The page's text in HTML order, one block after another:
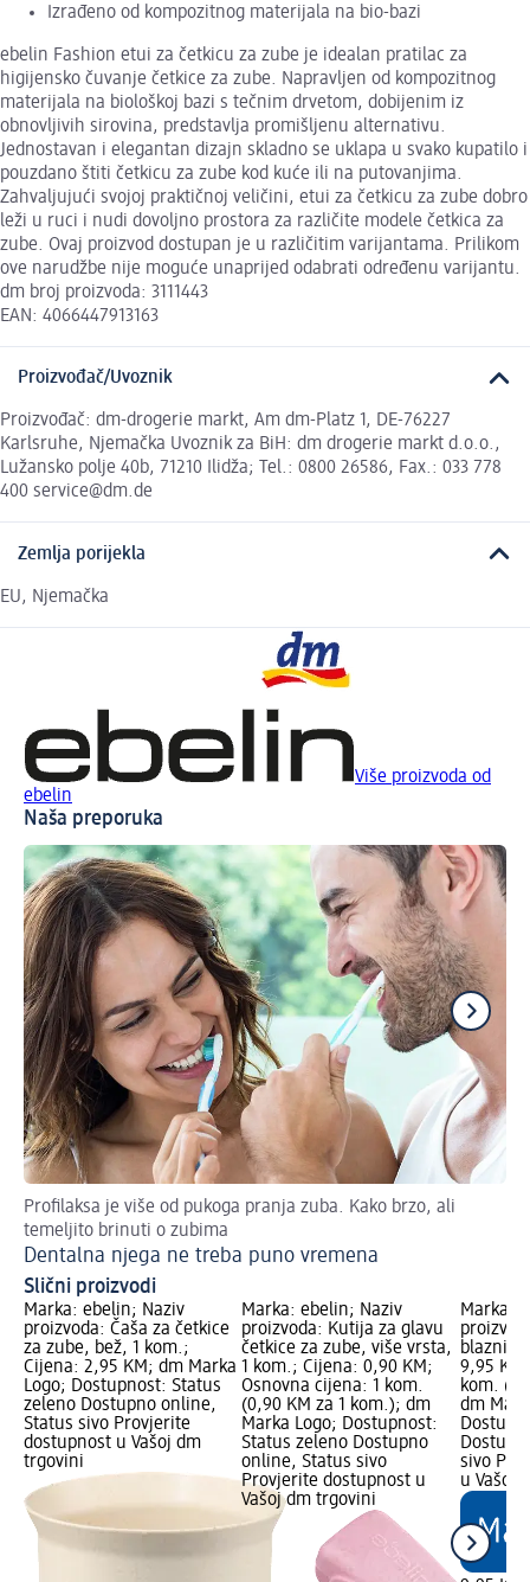
Izrađeno od kompozitnog materijala na bio-bazi
ebelin Fashion etui za četkicu za zube je idealan pratilac za
higijensko čuvanje četkice za zube. Napravljen od kompozitnog
materijala na biološkoj bazi s tečnim drvetom, dobijenim iz
obnovljivih sirovina, predstavlja promišljenu alternativu.
Jednostavan i elegantan dizajn skladno se uklapa u svako kupatilo i
pouzdano štiti četkicu za zube kod kuće ili na putovanjima.
Zahvaljujući svojoj praktičnoj veličini, etui za četkicu za zube dobro
leži u ruci i nudi dovoljno prostora za različite modele četkica za
zube. Ovaj proizvod dostupan je u različitim varijantama. Prilikom
ove narudžbe nije moguće unaprijed odabrati određenu varijantu.
dm broj proizvoda: 3111443
EAN: 4066447913163
Proizvođač/Uvoznik
Proizvođač: dm-drogerie markt, Am dm-Platz 1, DE-76227
Karlsruhe, Njemačka Uvoznik za BiH: dm drogerie markt d.o.o.,
Lužansko polje 40b, 71210 Ilidža; Tel.: 0800 26586, Fax.: 033 778
400 service@dm.de
Zemlja porijekla
EU, Njemačka
Više proizvoda od
ebelin
Naša preporuka
Profilaksa je više od pukoga pranja zuba. Kako brzo, ali
temeljito brinuti o zubima
Dentalna njega ne treba puno vremena
Slični proizvodi
Marka: ebelin; Naziv
proizvoda: Čaša za četkice
za zube, bež, 1 kom.;
Cijena: 2,95 KM; dm Marka
Logo; Dostupnost: Status
zeleno Dostupno online,
Status sivo Provjerite
dostupnost u Vašoj dm
trgovini
Marka: ebelin; Naziv
proizvoda: Kutija za glavu
četkice za zube, više vrsta,
1 kom.; Cijena: 0,90 KM;
Osnovna cijena: 1 kom.
(0,90 KM za 1 kom.); dm
Marka Logo; Dostupnost:
Status zeleno Dostupno
online, Status sivo
Provjerite dostupnost u
Vašoj dm trgovini
Marka:
9,95
kom.
dm
sivo
u Vašoj